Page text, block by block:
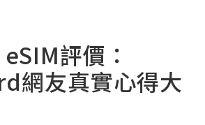
評價：
網友真實心得大